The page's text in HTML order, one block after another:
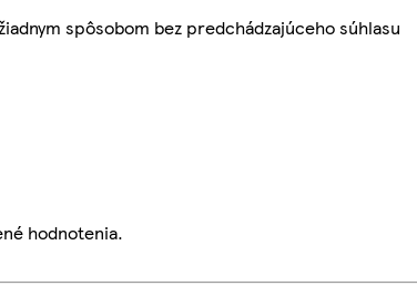
spôsobom bez predchádzajúceho súhlasu
hodnotenia.